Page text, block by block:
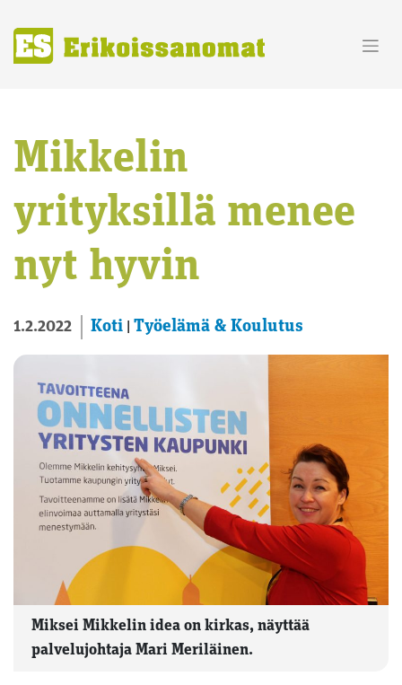
content
Mikkelin
yrityksillä menee
nyt hyvin
1.2.2022 Koti Työelämä & Koulutus
Miksei Mikkelin idea on kirkas, näyttää
palvelujohtaja Mari Meriläinen.